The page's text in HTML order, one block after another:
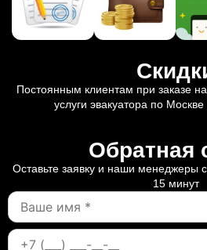
Постоянным клиентам при заказе
услуги эвакуатора по
Обратная
Оставьте заявку и наши менеджеры
15 минут